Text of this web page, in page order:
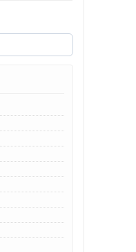
Wuling Air EV //
1801 UNR
Surabaya - Denpasar //
L 1074 USL